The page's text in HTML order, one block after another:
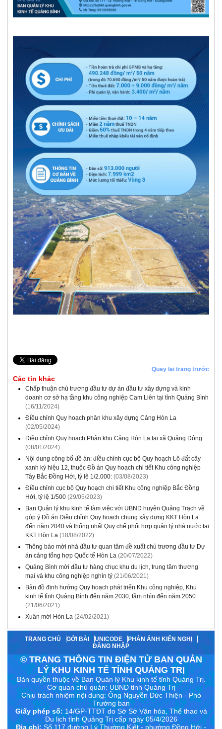
Quay lại trang trước
Các tin khác
Chấp thuận chủ trương đầu tư dự án đầu tư xây dựng và kinh
doanh cơ sở hạ tầng khu công nghiệp Cam Liên tại tỉnh Quảng Bình
(16/11/2024)
Điều chỉnh Quy hoạch phân khu xây dựng Cảng Hòn La
(02/05/2024)
Điều chỉnh Quy hoạch Phân khu Cảng Hòn La tại xã Quảng Đông
(08/01/2024)
Nội dung công bố đồ án: điều chỉnh cục bộ Quy hoạch Lô đất cây
xanh ký hiệu 12, thuộc Đồ án Quy hoạch chi tiết Khu công nghiệp
Tây Bắc Đồng Hới, tỷ lệ 1/2.000: (03/08/2023)
Điều chỉnh cục bộ Quy hoạch chi tiết Khu công nghiệp Bắc Đồng
Hới, tỷ lệ 1/500 (29/05/2023)
Ban Quản lý khu kinh tế làm việc với UBND huyện Quảng Trạch về
góp ý Đồ án Điều chỉnh Quy hoạch chung xây dựng KKT Hòn La
đến năm 2040 và thống nhất Quy chế phối hợp quản lý nhà nước tại
KKT Hòn La (18/08/2022)
Thông báo mời nhà đầu tư quan tâm đề xuất chủ trương đầu tư Dự
án cảng tổng hợp Quốc tế Hòn La (20/07/2022)
Quảng Bình mời đầu tư hàng chục khu du lịch, trung tâm thương
mại và khu công nghiệp nghìn tỷ (21/06/2021)
Bản đồ định hướng Quy hoạch phát triển Khu công nghiệp, Khu
kinh tế tỉnh Quảng Bình đến năm 2030, tầm nhìn đến năm 2050
(21/06/2021)
Xuân mới Hòn La (24/02/2021)
TRANG CHỦ GỞI BÀI UNICODE
PHẢN ÁNH KIẾN NGHỊ
ĐĂNG NHẬP
© TRANG THÔNG TIN ĐIỆN TỬ BAN QUẢN
LÝ KHU KINH TẾ TỈNH QUẢNG TRỊ
Bản quyền thuộc về Ban Quản lý Khu kinh tế tỉnh Quảng Trị.
Cơ quan chủ quản: UBND tỉnh Quảng Trị
Chịu trách nhiệm nội dung:Ông Nguyễn Đức Thiện - Phó
Trưởng ban
Giấy phép số:14/GP-TTĐT do Sở Sở Văn hóa, Thể thao và
Du lịch tỉnh Quảng Trị cấp ngày 05/4/2026
Địa chỉ:Số 117 đường Lý Thường Kiệt - phường Đồng Hới -